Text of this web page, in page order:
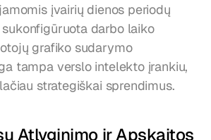
įvairių dienos periodų
darbo laiko
grafiko sudarymo
tampa verslo intelekto įrankiu,
strategiškai sprendimus.
Atlyginimo ir Apskaitos